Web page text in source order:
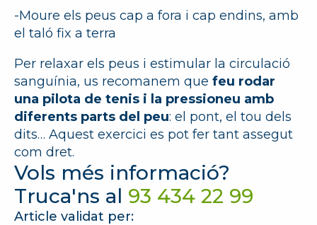
-Moure els peus cap a fora i cap endins, amb
el taló fix a terra
Per relaxar els peus i estimular la circulació
sanguínia, us recomanem que feu rodar
una pilota de tenis i la pressioneu amb
diferents parts del peu: el pont, el tou dels
dits… Aquest exercici es pot fer tant assegut
com dret.
Vols més informació?
Truca'ns al 93 434 22 99
Article validat per: